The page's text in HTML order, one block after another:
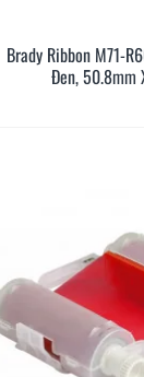
nhãn in
AIMO
Brady Ribbon M71-
Đen, 50.8mm